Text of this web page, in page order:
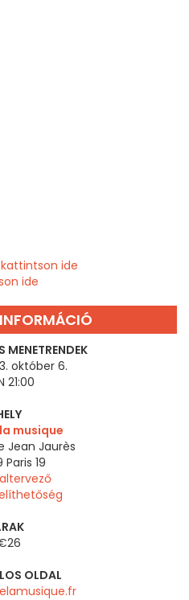
ide
ide
MENETRENDEK
október 6.
21:00
musique
Jean Jaurès
Paris 19
OLDAL